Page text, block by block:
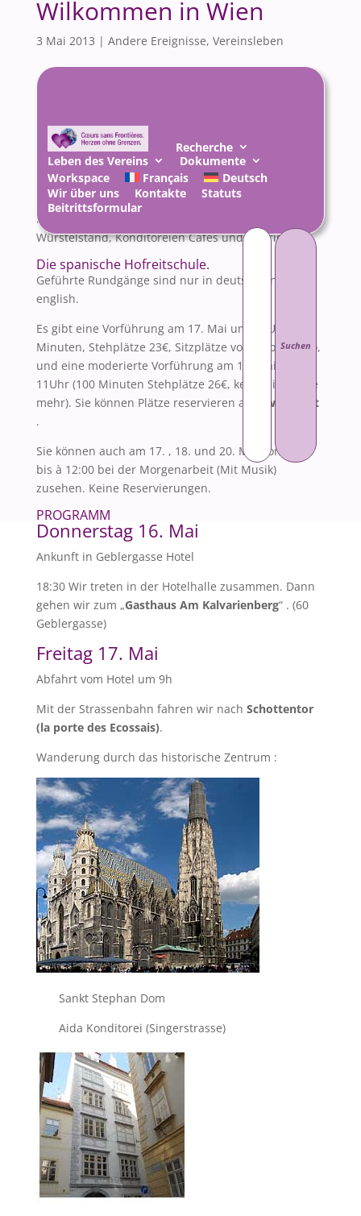
Recherche
Leben des Vereins
Dokumente
Workspace
Français
Deutsch
Wir über uns
Kontakte
Statuts
Beitrittsformular
Suchen
nach:
Wilkommen in Wien
3 Mai 2013 | Andere Ereignisse, Vereinsleben
Das ist das Programm unseres Aufenthaltes in Wien.
Es ist kein Muss.
Für das Mittagessen gibt es keine Hinweisen.Es gibt
Würstelständ, Konditoreien Cafés und Heurigen.
Die spanische Hofreitschule.
Geführte Rundgänge sind nur in deutsch und in
english.
Es gibt eine Vorführung am 17. Mai um 19 Uhr (80
Minuten, Stehplätze 23€, Sitzplätze von 47 bis 130€),
und eine moderierte Vorführung am 19. Mai um
11Uhr (100 Minuten Stehplätze 26€, keine Sitzplätze
mehr). Sie können Plätze reservieren auf
www.srs.at
.
Sie können auch am 17. , 18. und 20. Mai von 10:00
bis à 12:00 bei der Morgenarbeit (Mit Musik)
zusehen. Keine Reservierungen.
PROGRAMM
Donnerstag 16. Mai
Ankunft in Geblergasse Hotel
18:30 Wir treten in der Hotelhalle zusammen. Dann
gehen wir zum „Gasthaus Am Kalvarienberg“ . (60
Geblergasse)
Freitag 17. Mai
Abfahrt vom Hotel um 9h
Mit der Strassenbahn fahren wir nach Schottentor
(la porte des Ecossais).
Wanderung durch das historische Zentrum :
Sankt Stephan Dom
Aida Konditorei (Singerstrasse)